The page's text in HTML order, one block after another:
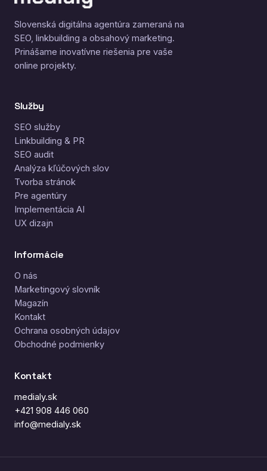
Slovenská digitálna agentúra zameraná na
SEO, linkbuilding a obsahový marketing.
Prinášame inovatívne riešenia pre vaše
online projekty.
Služby
SEO služby
Linkbuilding & PR
SEO audit
Analýza kľúčových slov
Tvorba stránok
Pre agentúry
Implementácia AI
UX dizajn
Informácie
O nás
Marketingový slovník
Magazín
Kontakt
Ochrana osobných údajov
Obchodné podmienky
Kontakt
medialy.sk
+421 908 446 060
info@medialy.sk